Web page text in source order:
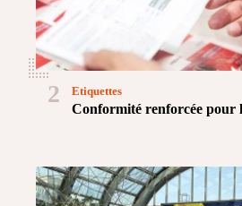
2
Conformité renforcée pour
Etiquettes